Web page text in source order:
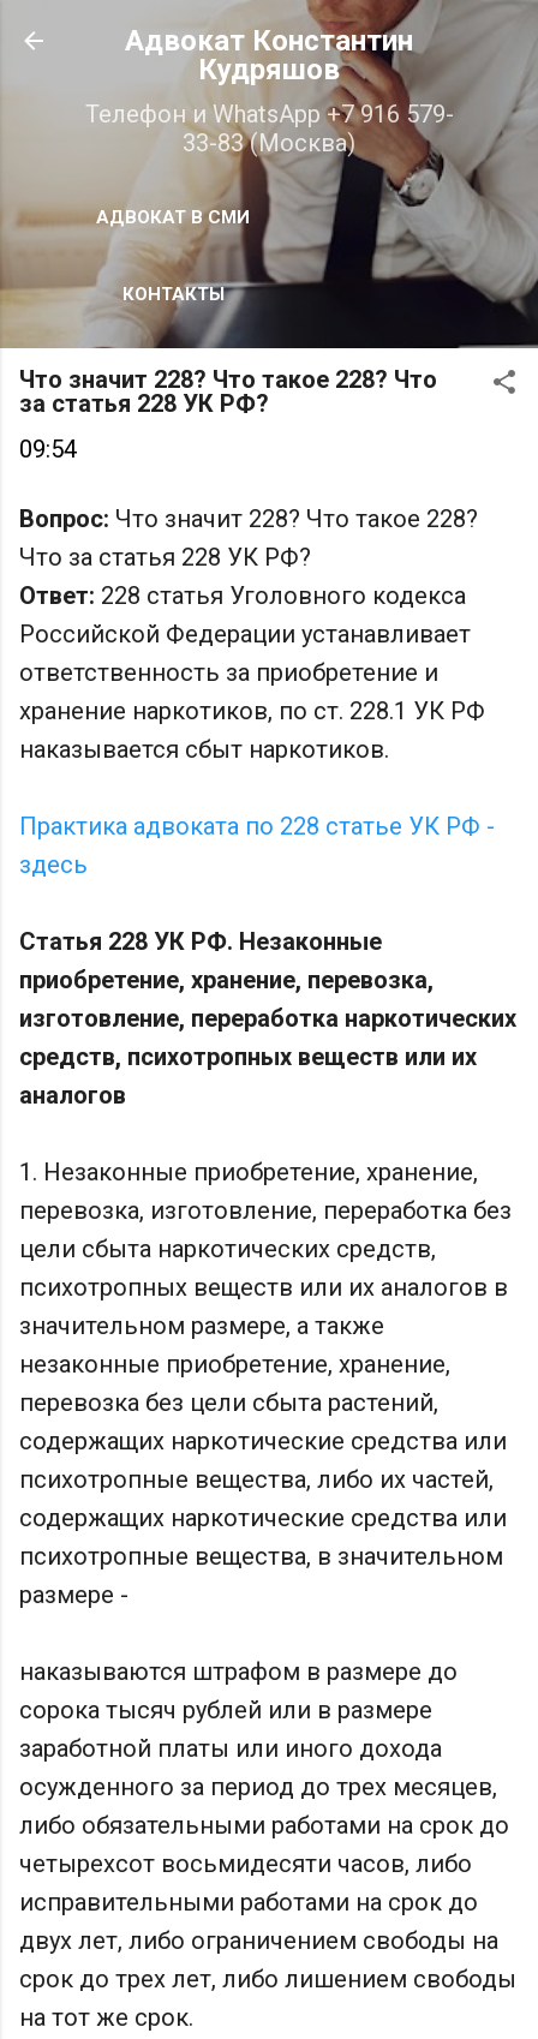
К основному контенту
Адвокат Константин
Кудряшов
Телефон и WhatsApp +7 916 579-
33-83 (Москва)
АДВОКАТ В СМИ
КОНТАКТЫ
Что значит 228? Что такое 228? Что
за статья 228 УК РФ?
09:54
Вопрос: Что значит 228? Что такое 228?
Что за статья 228 УК РФ?
Ответ: 228 статья Уголовного кодекса
Российской Федерации устанавливает
ответственность за приобретение и
хранение наркотиков, по ст. 228.1 УК РФ
наказывается сбыт наркотиков.
Практика адвоката по 228 статье УК РФ -
здесь
Статья 228 УК РФ. Незаконные
приобретение, хранение, перевозка,
изготовление, переработка наркотических
средств, психотропных веществ или их
аналогов
1. Незаконные приобретение, хранение,
перевозка, изготовление, переработка без
цели сбыта наркотических средств,
психотропных веществ или их аналогов в
значительном размере, а также
незаконные приобретение, хранение,
перевозка без цели сбыта растений,
содержащих наркотические средства или
психотропные вещества, либо их частей,
содержащих наркотические средства или
психотропные вещества, в значительном
размере -
наказываются штрафом в размере до
сорока тысяч рублей или в размере
заработной платы или иного дохода
осужденного за период до трех месяцев,
либо обязательными работами на срок до
четырехсот восьмидесяти часов, либо
исправительными работами на срок до
двух лет, либо ограничением свободы на
срок до трех лет, либо лишением свободы
на тот же срок.